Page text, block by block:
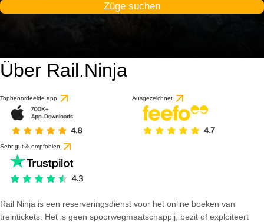
Züge suchen
Über Rail.Ninja
Topbeoordeelde app Ausgezeichnet
Sehr gut & empfohlen
Rail Ninja is een reserveringsdienst voor het online boeken van
treintickets. Het is geen spoorwegmaatschappij, bezit of exploiteert